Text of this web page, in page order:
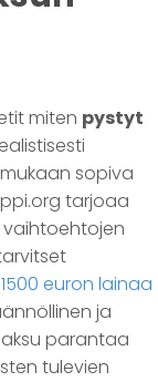
miten pystyt
sopiva
tarjoaa
vaihtoehtojen
euron lainaa
ja
parantaa
tulevien